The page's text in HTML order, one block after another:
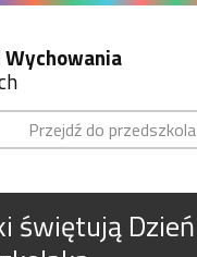
Wychowania
Przejdź do przedszkola
świętują Dzień